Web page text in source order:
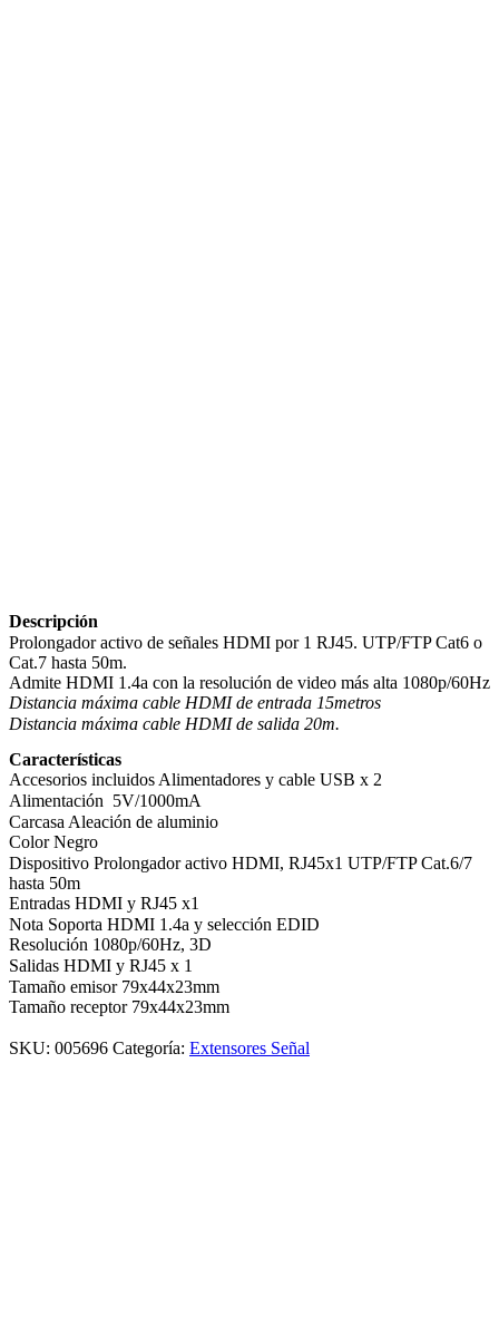
Descripción
Prolongador activo de señales HDMI por 1 RJ45. UTP/FTP Cat6 o
Cat.7 hasta 50m.
Admite HDMI 1.4a con la resolución de video más alta 1080p/60Hz
Distancia máxima cable HDMI de entrada 15metros
Distancia máxima cable HDMI de salida 20m.
Características
Accesorios incluidos Alimentadores y cable USB x 2
Alimentación 5V/1000mA
Carcasa Aleación de aluminio
Color Negro
Dispositivo Prolongador activo HDMI, RJ45x1 UTP/FTP Cat.6/7
hasta 50m
Entradas HDMI y RJ45 x1
Nota Soporta HDMI 1.4a y selección EDID
Resolución 1080p/60Hz, 3D
Salidas HDMI y RJ45 x 1
Tamaño emisor 79x44x23mm
Tamaño receptor 79x44x23mm
SKU: 005696 Categoría: Extensores Señal